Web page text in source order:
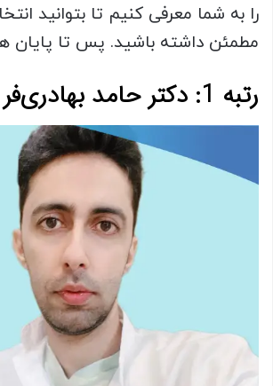
را به شما معرفی کنیم تا بتوانید
مطمئن داشته باشید. پس تا پایان
رتبه 1: دکتر حامد بهادری‌فر